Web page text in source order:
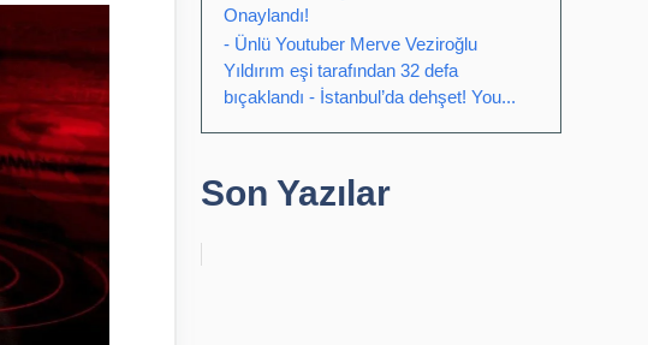
Onaylandı!
- Ünlü Youtuber Merve Veziroğlu
Yıldırım eşi tarafından 32 defa
bıçaklandı - İstanbul’da dehşet! You...
Son Yazılar